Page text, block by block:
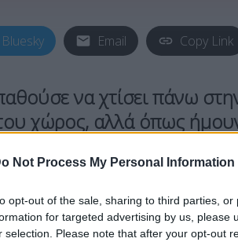
Not Process My Personal Information
opt-out of the sale, sharing to third parties,
for targeted advertising by us, please
selection. Please note that after your opt-out
Bluesky Email Copy Link
να χτίσει πάνω
χώρος, αλλά όπως
σίγουρος ότι το δεξί φλας
Γαβριήλ
αναφορικά με το